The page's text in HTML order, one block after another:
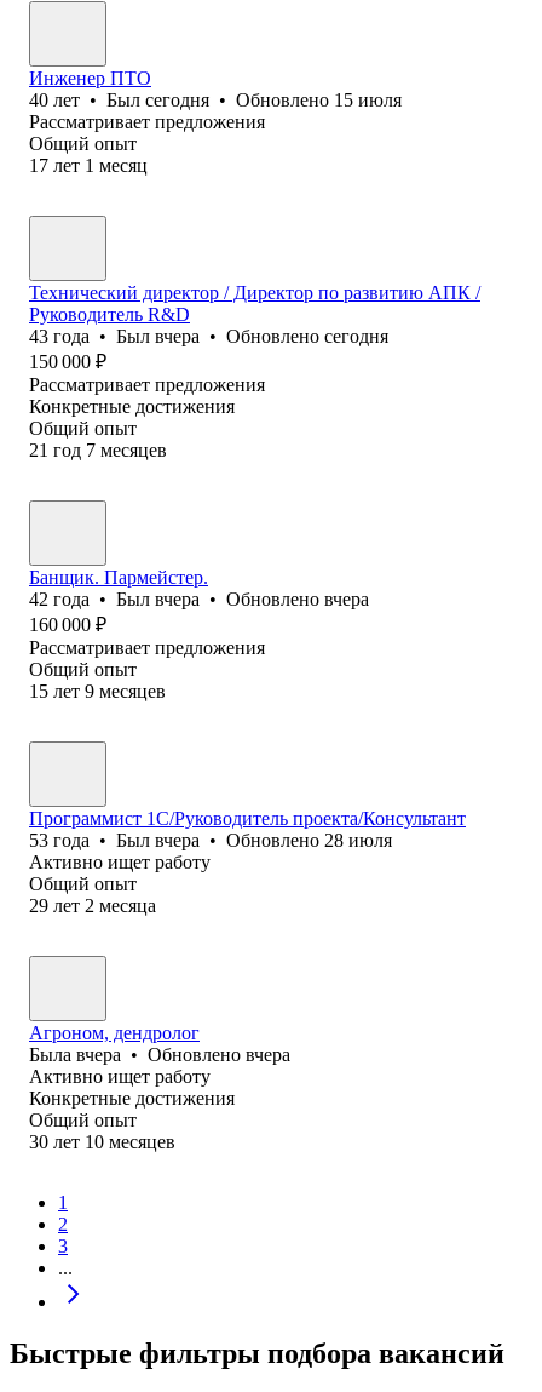
Инженер ПТО
40 лет • Был сегодня • Обновлено 15 июля
Рассматривает предложения
Общий опыт
17 лет 1 месяц
Технический директор / Директор по развитию АПК /
Руководитель R&D
43 года • Был вчера • Обновлено сегодня
150 000 ₽
Рассматривает предложения
Конкретные достижения
Общий опыт
21 год 7 месяцев
Банщик. Пармейстер.
42 года • Был вчера • Обновлено вчера
160 000 ₽
Рассматривает предложения
Общий опыт
15 лет 9 месяцев
Программист 1С/Руководитель проекта/Консультант
53 года • Был вчера • Обновлено 28 июля
Активно ищет работу
Общий опыт
29 лет 2 месяца
Агроном, дендролог
Была вчера • Обновлено вчера
Активно ищет работу
Конкретные достижения
Общий опыт
30 лет 10 месяцев
1
2
3
...
Быстрые фильтры подбора вакансий